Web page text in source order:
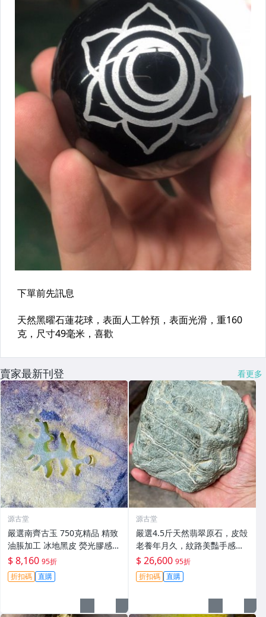
賣家最新刊登 看更多
源古堂
嚴選南齊古玉 750克精品 精致
油脹加工 冰地黑皮 熒光膠感收
藏佳品 古玉 玉器 錢幣
$ 8,160 95折
折扣碼 直購
源古堂
嚴選4.5斤天然翡翠原石，皮殻
老養年月久，紋路美豔手感
佳，適宜製作手鏈或珍藏#翡
翠 #天然翡翠 #A貨翡翠玉石
$ 26,600 95折
折扣碼 直購